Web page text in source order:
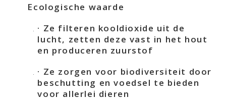
Ecologische waarde
· Ze filteren kooldioxide uit de
lucht, zetten deze vast in het hout
en produceren zuurstof
· Ze zorgen voor biodiversiteit door
beschutting en voedsel te bieden
voor allerlei dieren